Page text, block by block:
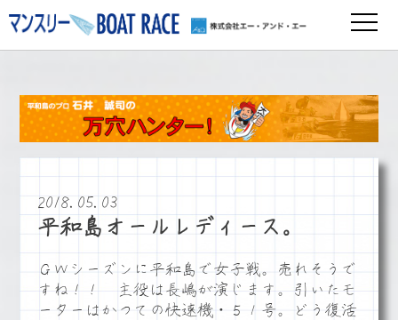
2018.05.03
平和島オールレディース。
ＧＷシーズンに平和島で女子戦。売れそうで
すね！！ 主役は長嶋が演じます。引いたモ
ーターはかつての快速機・５１号。どう復活